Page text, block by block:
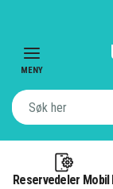
MENY
Reservedeler Mobil